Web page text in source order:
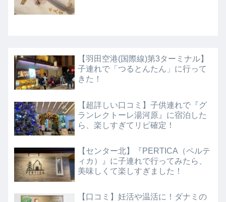
【羽田空港(国際線)第3ターミナル】
子連れで「つるとんたん」に行って
きた！
【超詳しい口コミ】子供連れで『グ
ランレクトーレ湯河原』に宿泊した
ら、楽しすぎてリピ確定！
【センター北】『PERTICA（ペルテ
ィカ）』に子連れで行ってみたら、
美味しくて楽しすぎました！
【口コミ】妊活や温活に！ダナミの